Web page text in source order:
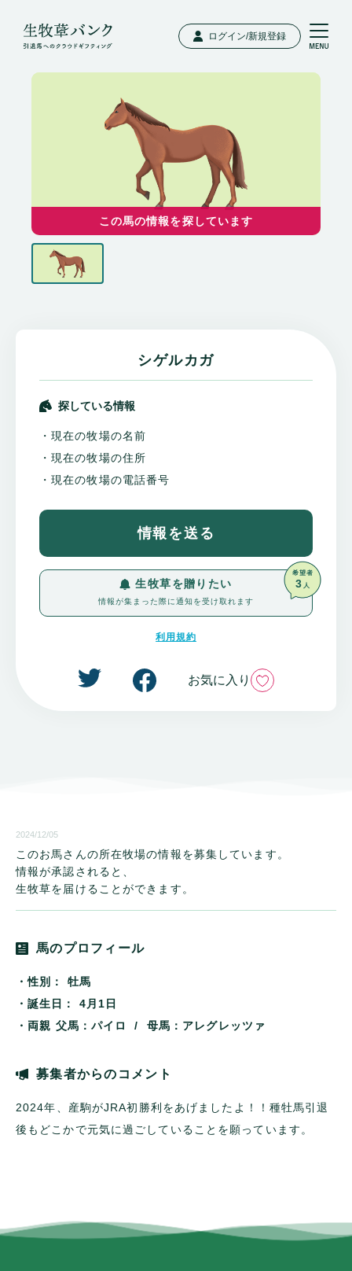
ログイン/新規登録
この馬の情報を探しています
シゲルカガ
探している情報
・現在の牧場の名前
・現在の牧場の住所
・現在の牧場の電話番号
情報を送る
生牧草を贈りたい
情報が集まった際に通知を受け取れます
希望者
3 人
利用規約
お気に入り
2024/12/05
このお馬さんの所在牧場の情報を募集しています。
情報が承認されると、
生牧草を届けることができます。
馬のプロフィール
・性別：
牡馬
・誕生日：
4月1日
・両親 父馬：パイロ / 母馬：アレグレッツァ
募集者からのコメント
2024年、産駒がJRA初勝利をあげましたよ！！種牡馬引退
後もどこかで元気に過ごしていることを願っています。